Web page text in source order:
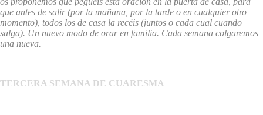
que antes de salir (por la mañana, por la tarde o en cualquier otro
momento), todos los de casa la recéis (juntos o cada cual cuando
salga). Un nuevo modo de orar en familia. Cada semana colgaremos
una nueva.
TERCERA SEMANA DE CUARESMA